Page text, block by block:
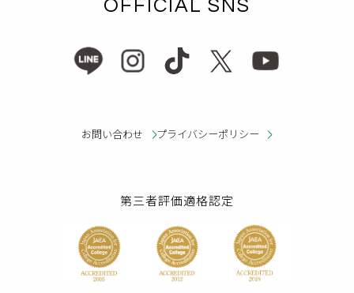
OFFICIAL SNS
お問い合わせ プライバシーポリシー
第三者評価適格認定